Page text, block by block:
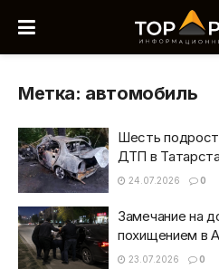
Метка: автомобиль
Шесть
ДТП в
24.07.2026 0
Замечание на
похищением в
23.07.2026 0